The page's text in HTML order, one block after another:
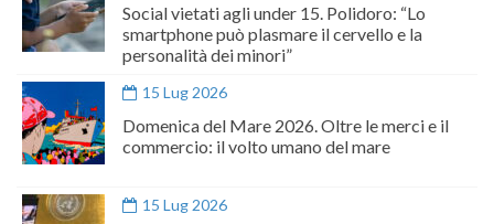
Social vietati agli under 15. Polidoro: “Lo
smartphone può plasmare il cervello e la
personalità dei minori”
15 Lug 2026
Domenica del Mare 2026. Oltre le merci e il
commercio: il volto umano del mare
15 Lug 2026